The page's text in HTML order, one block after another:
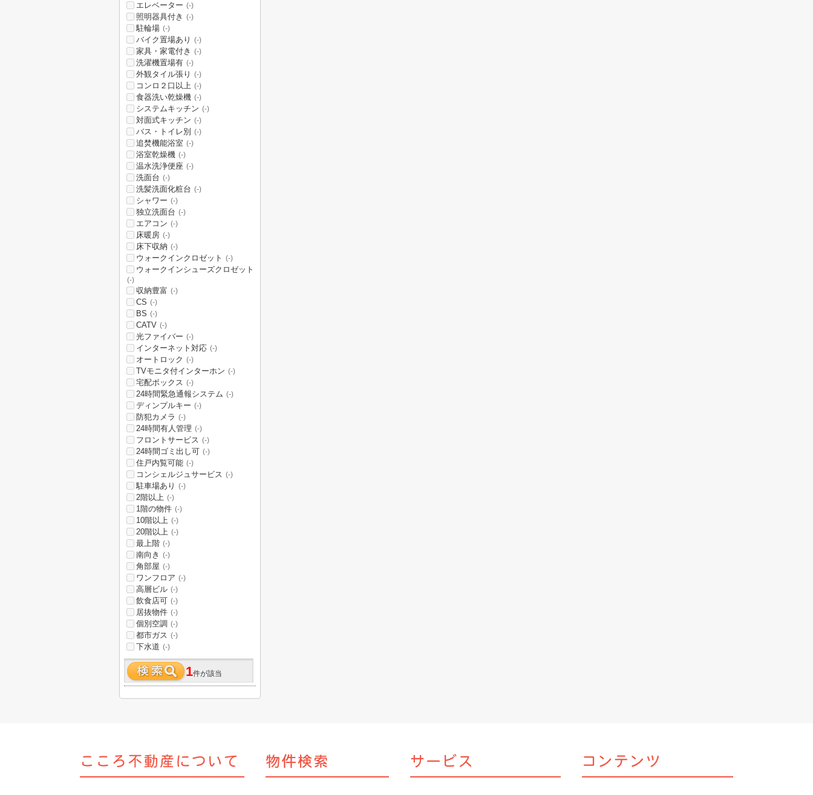
エレベーター (-)
照明器具付き (-)
駐輪場 (-)
バイク置場あり (-)
家具・家電付き (-)
洗濯機置場有 (-)
外観タイル張り (-)
コンロ２口以上 (-)
食器洗い乾燥機 (-)
システムキッチン (-)
対面式キッチン (-)
バス・トイレ別 (-)
追焚機能浴室 (-)
浴室乾燥機 (-)
温水洗浄便座 (-)
洗面台 (-)
洗髪洗面化粧台 (-)
シャワー (-)
独立洗面台 (-)
エアコン (-)
床暖房 (-)
床下収納 (-)
ウォークインクロゼット (-)
ウォークインシューズクロゼット
(-)
収納豊富 (-)
CS (-)
BS (-)
CATV (-)
光ファイバー (-)
インターネット対応 (-)
オートロック (-)
TVモニタ付インターホン (-)
宅配ボックス (-)
24時間緊急通報システム (-)
ディンプルキー (-)
防犯カメラ (-)
24時間有人管理 (-)
フロントサービス (-)
24時間ゴミ出し可 (-)
住戸内覧可能 (-)
コンシェルジュサービス (-)
駐車場あり (-)
2階以上 (-)
1階の物件 (-)
10階以上 (-)
20階以上 (-)
最上階 (-)
南向き (-)
角部屋 (-)
ワンフロア (-)
高層ビル (-)
飲食店可 (-)
居抜物件 (-)
個別空調 (-)
都市ガス (-)
下水道 (-)
1件が該当